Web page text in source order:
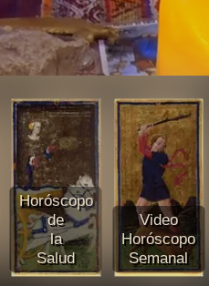
Horóscopo
de
la
Salud
Video
Horóscopo
Semanal